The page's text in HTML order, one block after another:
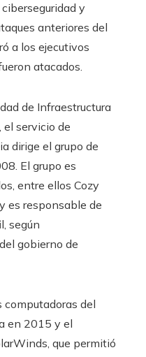
y
anteriores del
a los ejecutivos
atacados.
de Infraestructura
el servicio de
dirige el grupo de
El grupo es
entre ellos Cozy
es responsable de
según
gobierno de
del
en 2015 y el
que permitió